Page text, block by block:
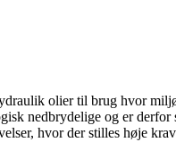
olier til brug hvor
nedbrydelige og er derfor
hvor der stilles høje